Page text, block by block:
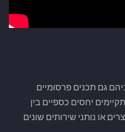
גם תכנים פרסומיים
יחסים כספיים בין
או נותני שירותים שונים